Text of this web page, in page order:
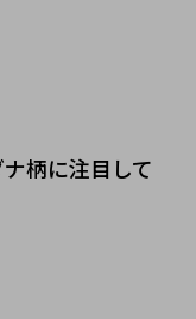
柄に注目して